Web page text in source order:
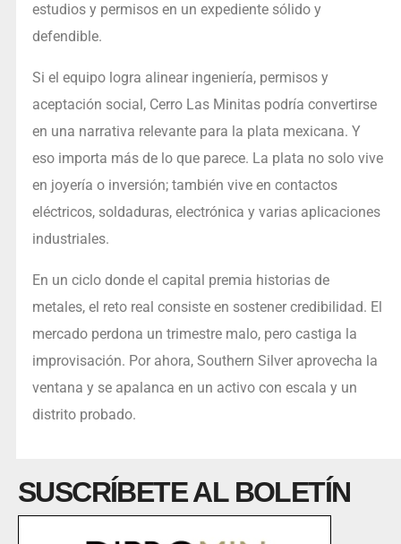
estudios y permisos en un expediente sólido y
defendible.
Si el equipo logra alinear ingeniería, permisos y
aceptación social, Cerro Las Minitas podría convertirse
en una narrativa relevante para la plata mexicana. Y
eso importa más de lo que parece. La plata no solo vive
en joyería o inversión; también vive en contactos
eléctricos, soldaduras, electrónica y varias aplicaciones
industriales.
En un ciclo donde el capital premia historias de
metales, el reto real consiste en sostener credibilidad. El
mercado perdona un trimestre malo, pero castiga la
improvisación. Por ahora, Southern Silver aprovecha la
ventana y se apalanca en un activo con escala y un
distrito probado.
SUSCRÍBETE AL BOLETÍN